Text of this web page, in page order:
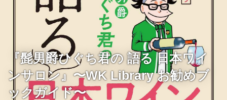
『髭男爵ひぐち君の 語る 日本ワイ
ンサロン』〜WK Library お勧めブ
ックガイド〜